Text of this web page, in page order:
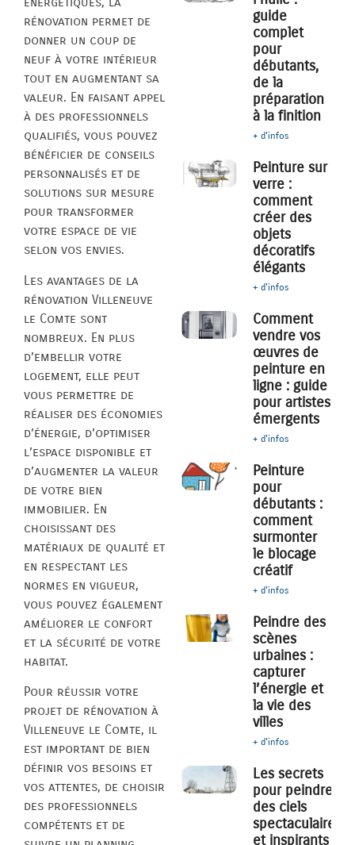
rénovation permet de
donner un coup de
neuf à votre intérieur
tout en augmentant sa
valeur. En faisant appel
à des professionnels
qualifiés, vous pouvez
bénéficier de conseils
personnalisés et de
solutions sur mesure
pour transformer
votre espace de vie
selon vos envies.
Les avantages de la
rénovation Villeneuve
le Comte sont
nombreux. En plus
d’embellir votre
logement, elle peut
vous permettre de
réaliser des économies
d’énergie, d’optimiser
l’espace disponible et
d’augmenter la valeur
de votre bien
immobilier. En
choisissant des
matériaux de qualité et
en respectant les
normes en vigueur,
vous pouvez également
améliorer le confort
et la sécurité de votre
habitat.
Pour réussir votre
projet de rénovation à
Villeneuve le Comte, il
est important de bien
définir vos besoins et
vos attentes, de choisir
des professionnels
compétents et de
guide
complet
pour
débutants,
de la
préparation
à la finition
+ d'infos
Peinture sur
verre :
comment
créer des
objets
décoratifs
élégants
+ d'infos
Comment
vendre vos
œuvres de
peinture en
ligne : guide
pour artistes
émergents
+ d'infos
Peinture
pour
débutants :
comment
surmonter
le blocage
créatif
+ d'infos
Peindre des
scènes
urbaines :
capturer
l’énergie et
la vie des
villes
+ d'infos
Les secrets
pour peindre
des ciels
spectaculaires
et inspirants